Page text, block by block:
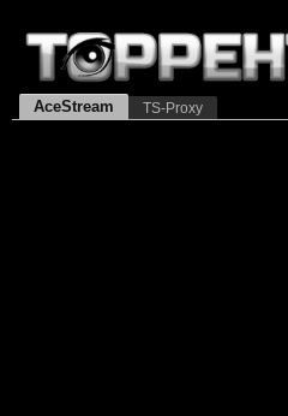
AceStream TS-Proxy